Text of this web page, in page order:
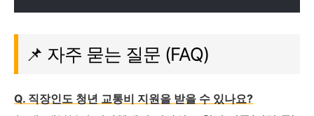
📌 자주 묻는 질문 (FAQ)
Q. 직장인도 청년 교통비 지원을 받을 수 있나요?